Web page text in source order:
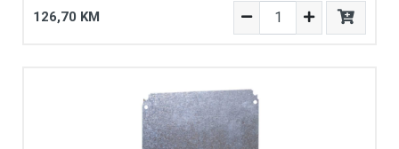
126,70 KM